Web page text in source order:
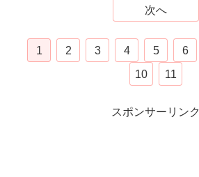
次へ
1 2 3 4 5 6
10
11
スポンサーリンク